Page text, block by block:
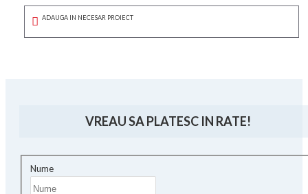
ADAUGA IN NECESAR PROIECT
VREAU SA PLATESC IN RATE!
Nume